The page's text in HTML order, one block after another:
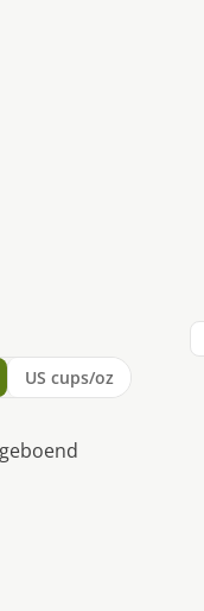
US cups/oz